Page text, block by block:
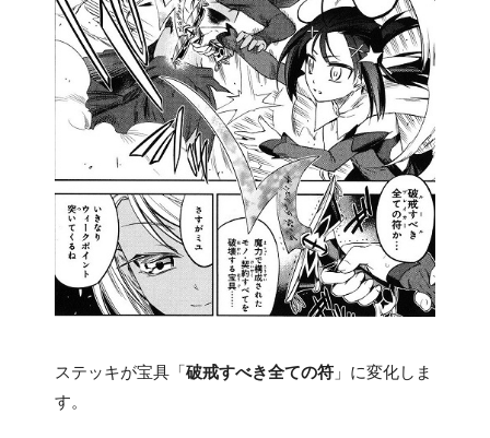
ステッキが宝具「破戒すべき全ての符 」に変化しま
す。